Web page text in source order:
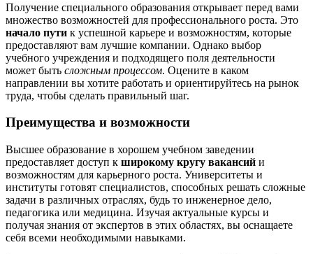
Получение специального образования открывает перед вами
множество возможностей для профессионального роста. Это
начало пути к успешной карьере и возможностям, которые
предоставляют вам лучшие компании. Однако выбор
учебного учреждения и подходящего поля деятельности
может быть сложным процессом. Оцените в каком
направлении вы хотите работать и ориентируйтесь на рынок
труда, чтобы сделать правильный шаг.
Преимущества и возможности
Высшее образование в хорошем учебном заведении
предоставляет доступ к широкому кругу вакансий и
возможностям для карьерного роста. Университеты и
институты готовят специалистов, способных решать сложные
задачи в различных отраслях, будь то инженерное дело,
педагогика или медицина. Изучая актуальные курсы и
получая знания от экспертов в этих областях, вы оснащаете
себя всеми необходимыми навыками.